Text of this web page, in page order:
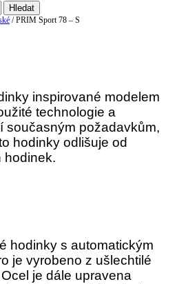
/ PRIM Sport 78 – S
inspirované modelem
technologie a
současným požadavkům,
hodinky odlišuje od
hodinek.
hodinky s automatickým
je vyrobeno z ušlechtilé
je dále upravena